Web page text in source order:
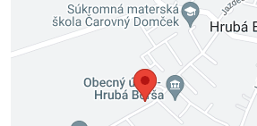
Externý obsah je blokovaný
Voľbami súkromia
Prajete si načítať externý obsah?
Povoliť tentokrát